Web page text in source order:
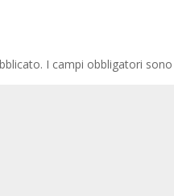
I campi obbligatori